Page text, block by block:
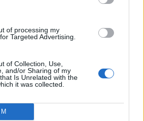
of processing my
Targeted Advertising.
of Collection, Use,
and/or Sharing of my
Is Unrelated with the
it was collected.